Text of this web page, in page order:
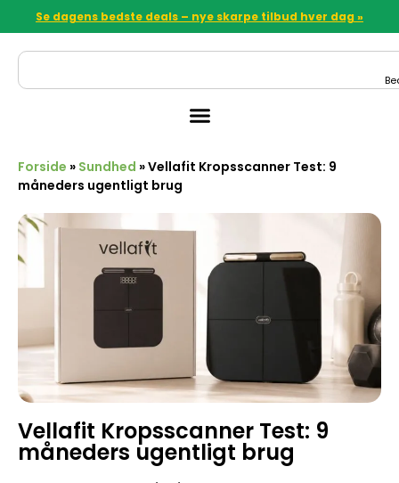
Se dagens bedste deals – nye skarpe tilbud hver dag »
Forside » Sundhed »Vellafit Kropsscanner Test: 9
måneders ugentligt brug
Vellafit Kropsscanner Test: 9
måneders ugentligt brug